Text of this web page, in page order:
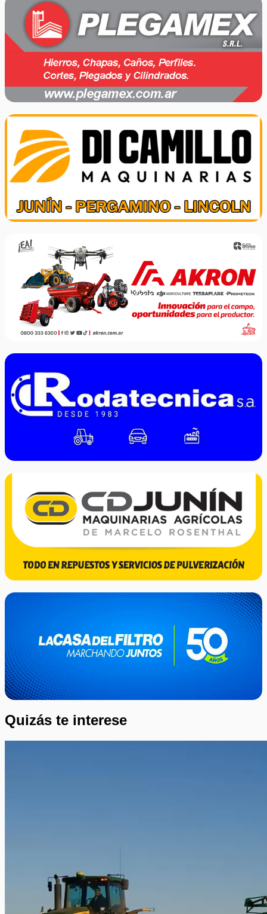
Quizás te interese